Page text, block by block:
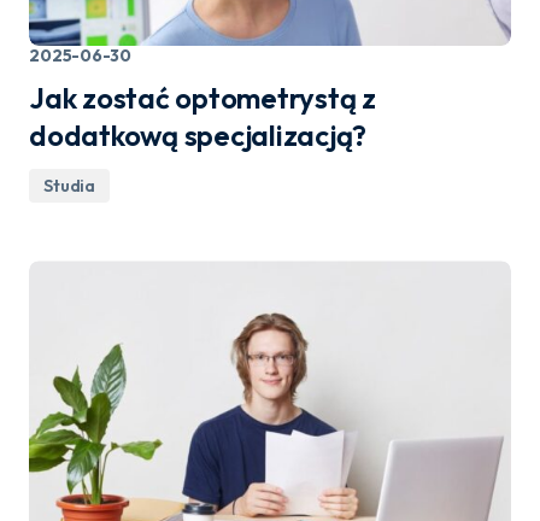
2025-06-30
Jak zostać optometrystą z
dodatkową specjalizacją?
Studia